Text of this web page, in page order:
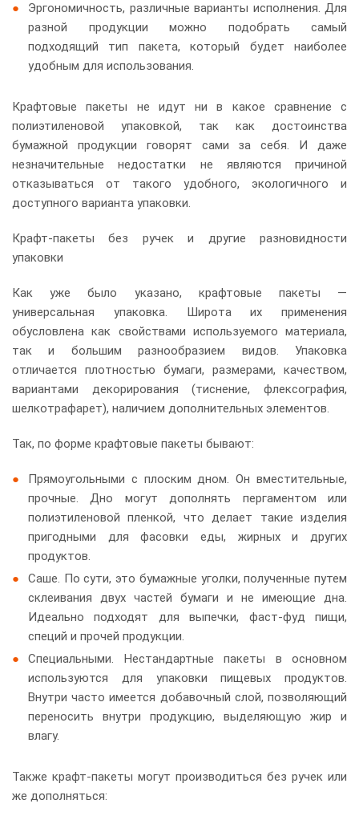
Эргономичность, различные варианты исполнения. Для
разной продукции можно подобрать самый
подходящий тип пакета, который будет наиболее
удобным для использования.
Крафтовые пакеты не идут ни в какое сравнение с
полиэтиленовой упаковкой, так как достоинства
бумажной продукции говорят сами за себя. И даже
незначительные недостатки не являются причиной
отказываться от такого удобного, экологичного и
доступного варианта упаковки.
Крафт-пакеты без ручек и другие разновидности
упаковки
Как уже было указано, крафтовые пакеты —
универсальная упаковка. Широта их применения
обусловлена как свойствами используемого материала,
так и большим разнообразием видов. Упаковка
отличается плотностью бумаги, размерами, качеством,
вариантами декорирования (тиснение, флексография,
шелкотрафарет), наличием дополнительных элементов.
Так, по форме крафтовые пакеты бывают:
Прямоугольными с плоским дном. Он вместительные,
прочные. Дно могут дополнять пергаментом или
полиэтиленовой пленкой, что делает такие изделия
пригодными для фасовки еды, жирных и других
продуктов.
Саше. По сути, это бумажные уголки, полученные путем
склеивания двух частей бумаги и не имеющие дна.
Идеально подходят для выпечки, фаст-фуд пищи,
специй и прочей продукции.
Специальными. Нестандартные пакеты в основном
используются для упаковки пищевых продуктов.
Внутри часто имеется добавочный слой, позволяющий
переносить внутри продукцию, выделяющую жир и
влагу.
Также крафт-пакеты могут производиться без ручек или
же дополняться: